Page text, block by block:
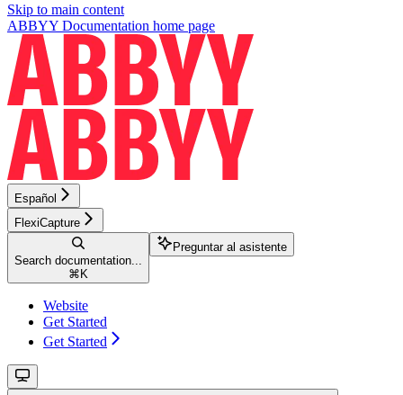
Skip to main content
ABBYY Documentation home page
Español
FlexiCapture
Search documentation...
⌘ K
Preguntar al asistente
Website
Get Started
Get Started